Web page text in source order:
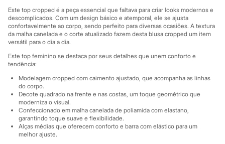
Clock House
Mindset
Sawary
Yessica
Moda esportiva
Acessórios
Blusas
Calçados
Leggings
Shorts e Bermudas
Tops
Moda íntima
Calcinhas
Cintas e Modeladores
Meias
Este top cropped é a peça essencial que faltava para criar looks modernos e
descomplicados. Com um design básico e atemporal, ele se ajusta
confortavelmente ao corpo, sendo perfeito para diversas ocasiões. A textura
da malha canelada e o corte atualizado fazem desta blusa cropped um item
versátil para o dia a dia.
Este top feminino se destaca por seus detalhes que unem conforto e
tendência:
Modelagem cropped com caimento ajustado, que acompanha as linhas
do corpo.
Decote quadrado na frente e nas costas, um toque geométrico que
moderniza o visual.
Confeccionado em malha canelada de poliamida com elastano,
garantindo toque suave e flexibilidade.
Alças médias que oferecem conforto e barra com elástico para um
melhor ajuste.